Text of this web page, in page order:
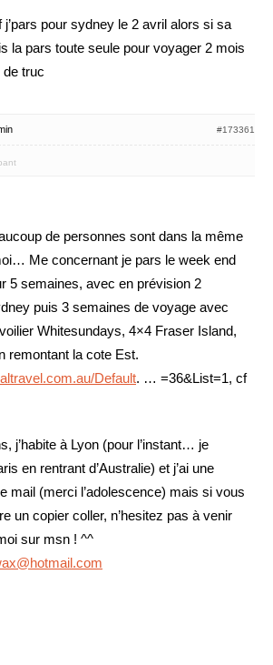
j’pars pour sydney le 2 avril alors si sa
la pars toute seule pour voyager 2 mois
truc
#173361
de personnes sont dans la même
Me concernant je pars le week end
5 semaines, avec en prévision 2
puis 3 semaines de voyage avec
Whitesundays, 4×4 Fraser Island,
remontant la cote Est.
Default. … =36&List=1, cf
j’habite à Lyon (pour l’instant… je
en rentrant d’Australie) et j’ai une
mail (merci l’adolescence) mais si vous
un copier coller, n’hesitez pas à venir
sur msn ! ^^